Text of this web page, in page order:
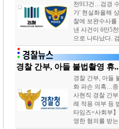
천913건…검경
가' 현실화올해
찰에 보완수사를
낸 사건이 6만5
으로 나타났다.
경찰 간부, 아들 불법촬영 휴..
경찰 간부, 아들
화 파손 의혹…증
사현직 경찰 간
례 적용 여부 등
타임즈=사회부
영한 혐의를 받는